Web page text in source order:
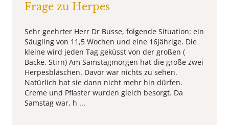
Frage zu Herpes
Sehr geehrter Herr Dr Busse, folgende Situation: ein
Säugling von 11,5 Wochen und eine 16jährige. Die
kleine wird jeden Tag geküsst von der großen (
Backe, Stirn) Am Samstagmorgen hat die große zwei
Herpesbläschen. Davor war nichts zu sehen.
Natürlich hat sie dann nicht mehr hin dürfen.
Creme und Pflaster wurden gleich besorgt. Da
Samstag war, h ...